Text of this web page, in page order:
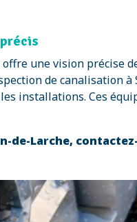
une vision précise
de canalisation
installations. Ces
de-Larche,